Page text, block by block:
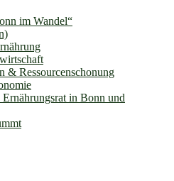
im Wandel“
& Ressourcenschonung
in Bonn und